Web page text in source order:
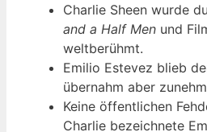
Charlie Sheen wurde
and a Half Men und
weltberühmt.
Emilio Estevez blieb
übernahm aber
Keine öffentlichen
Charlie bezeichnete